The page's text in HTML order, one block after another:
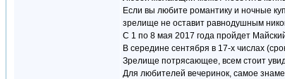
Если вы любите романтику и ночные
зрелище не оставит равнодушным
С 1 по 8 мая 2017 года пройдет
В середине сентября в 17-х числах
Зрелище потрясающее, всем стоит
Для любителей вечеринок, самое